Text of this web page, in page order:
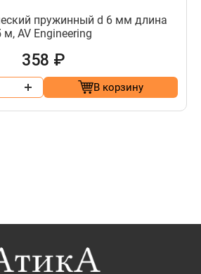
пружинный d 6 мм длина
м, AV Engineering
358 ₽
В корзину